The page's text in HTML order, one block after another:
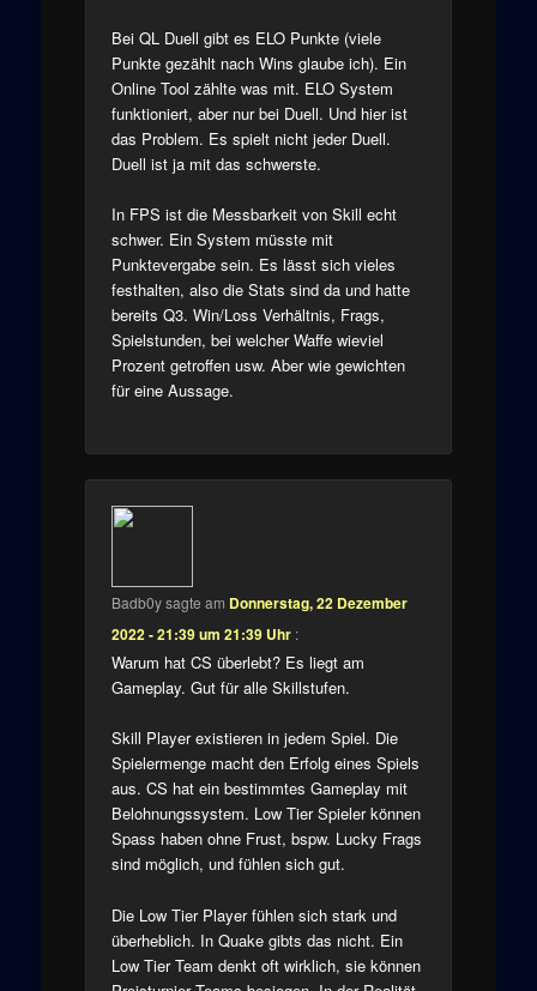
Bei QL Duell gibt es ELO Punkte (viele
Punkte gezählt nach Wins glaube ich). Ein
Online Tool zählte was mit. ELO System
funktioniert, aber nur bei Duell. Und hier ist
das Problem. Es spielt nicht jeder Duell.
Duell ist ja mit das schwerste.
In FPS ist die Messbarkeit von Skill echt
schwer. Ein System müsste mit
Punktevergabe sein. Es lässt sich vieles
festhalten, also die Stats sind da und hatte
bereits Q3. Win/Loss Verhältnis, Frags,
Spielstunden, bei welcher Waffe wieviel
Prozent getroffen usw. Aber wie gewichten
für eine Aussage.
Badb0ysagte am Donnerstag, 22 Dezember
2022 - 21:39 um 21:39 Uhr :
Warum hat CS überlebt? Es liegt am
Gameplay. Gut für alle Skillstufen.
Skill Player existieren in jedem Spiel. Die
Spielermenge macht den Erfolg eines Spiels
aus. CS hat ein bestimmtes Gameplay mit
Belohnungssystem. Low Tier Spieler können
Spass haben ohne Frust, bspw. Lucky Frags
sind möglich, und fühlen sich gut.
Die Low Tier Player fühlen sich stark und
überheblich. In Quake gibts das nicht. Ein
Low Tier Team denkt oft wirklich, sie können